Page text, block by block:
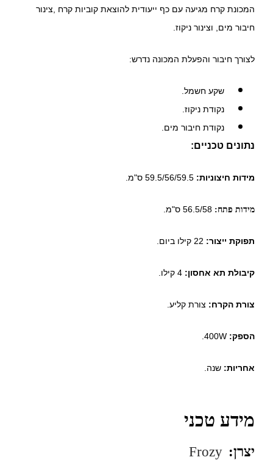
המכונת קרח מגיעה עם כף ייעודית להוצאת קוביות קרח ,צינור
חיבור מים, וצינור ניקוז.
לצורך חיבור והפעלת המכונה נדרש:
שקע חשמל.
נקודת ניקוז.
נקודת חיבור מים.
נתונים טכניים:
מידות חיצוניות: 59.5/56/59.5 ס"מ.
מידות פתח: 56.5/58 ס"מ.
תפוקת ייצור:
קיבולת תא אחסון: 4 קילו.
צורת הקרח: צורת קליע.
הספק: 400W.
אחריות: שנה.
מידע טכני
יצרן: Frozy